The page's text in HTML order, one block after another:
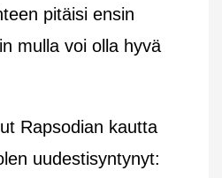
pitäisi ensin
mulla voi olla hyvä
Rapsodian kautta
uudestisyntynyt: